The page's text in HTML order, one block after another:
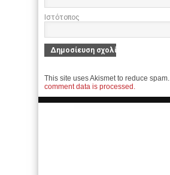
Ιστότοπος
This site uses Akismet to reduce spam.
comment data is processed.